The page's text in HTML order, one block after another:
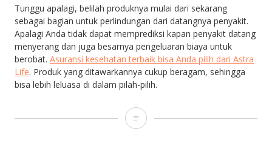
Tunggu apalagi, belilah produknya mulai dari sekarang
sebagai bagian untuk perlindungan dari datangnya penyakit.
Apalagi Anda tidak dapat memprediksi kapan penyakit datang
menyerang dan juga besarnya pengeluaran biaya untuk
berobat. Asuransi kesehatan terbaik bisa Anda pilih dari Astra
Life. Produk yang ditawarkannya cukup beragam, sehingga
bisa lebih leluasa di dalam pilah-pilih.
Ingin